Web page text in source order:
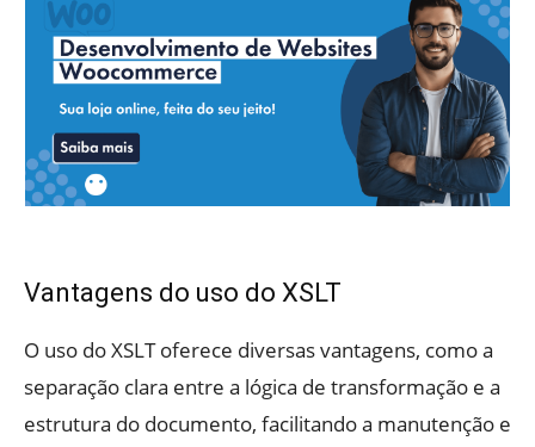
Vantagens do uso do XSLT
O uso do XSLT oferece diversas vantagens, como a
separação clara entre a lógica de transformação e a
estrutura do documento, facilitando a manutenção e